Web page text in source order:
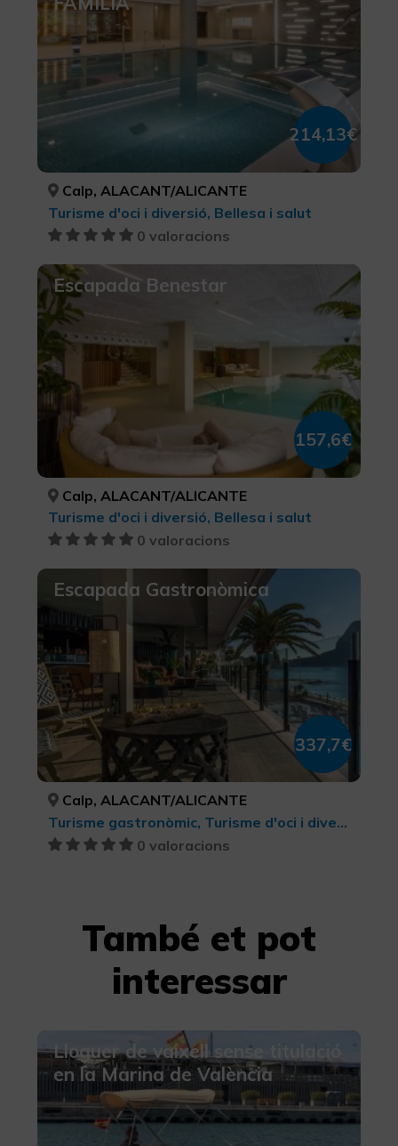
214,13€
Calp, ALACANT/ALICANTE
Turisme d'oci i diversió, Bellesa i salut
0 valoracions
Escapada Benestar
157,6€
Calp, ALACANT/ALICANTE
Turisme d'oci i diversió, Bellesa i salut
0 valoracions
Escapada Gastronòmica
337,7€
Calp, ALACANT/ALICANTE
Turisme gastronòmic, Turisme d'oci i diversió, Bellesa i salut
0 valoracions
També et pot
interessar
Lloguer de vaixell sense titulació
en la Marina de València